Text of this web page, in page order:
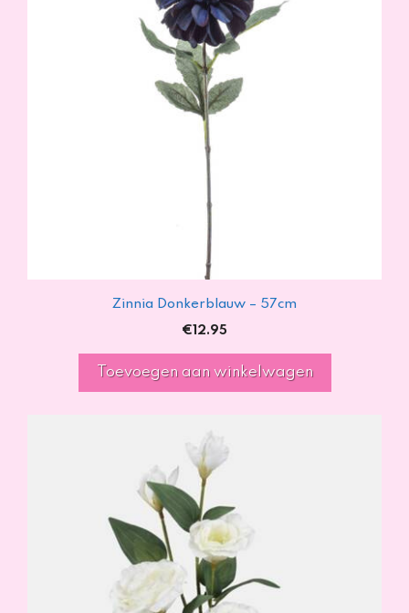
Zinnia Donkerblauw – 57cm
€ 12.95
Toevoegen aan winkelwagen